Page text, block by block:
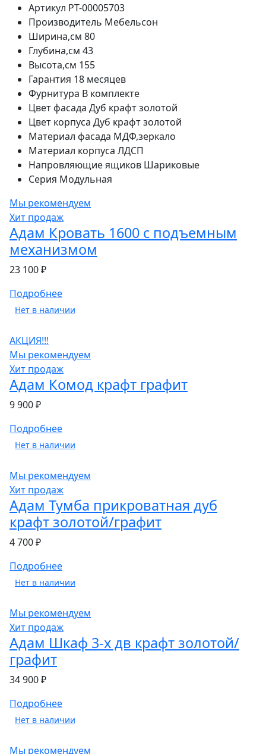
Артикул РТ-00005703
Производитель Мебельсон
Ширина,см 80
Глубина,см 43
Высота,см 155
Гарантия 18 месяцев
Фурнитура В комплекте
Цвет фасада Дуб крафт золотой
Цвет корпуса Дуб крафт золотой
Материал фасада МДФ,зеркало
Материал корпуса ЛДСП
Напровляющие ящиков Шариковые
Серия Модульная
Мы рекомендуем
Хит продаж
Адам Кровать 1600 с подъемным
механизмом
23 100 ₽
Подробнее
Нет в наличии
АКЦИЯ!!!
Мы рекомендуем
Хит продаж
Адам Комод крафт графит
9 900 ₽
Подробнее
Нет в наличии
Мы рекомендуем
Хит продаж
Адам Тумба прикроватная дуб
крафт золотой/графит
4 700 ₽
Подробнее
Нет в наличии
Мы рекомендуем
Хит продаж
Адам Шкаф 3-х дв крафт золотой/
графит
34 900 ₽
Подробнее
Нет в наличии
Мы рекомендуем